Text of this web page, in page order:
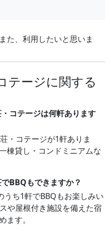
た、利用したいと思いま
テージに関する
コテージは何軒あります
・コテージが1軒ありま
棟貸し・コンドミニアムな
BBQもできますか？
うち1軒でBBQもお楽しみい
や屋根付き施設を備えた宿
ます。